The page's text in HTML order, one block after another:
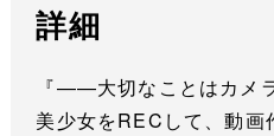
詳細
『——大切なことはカメ
美少女をRECして、動画